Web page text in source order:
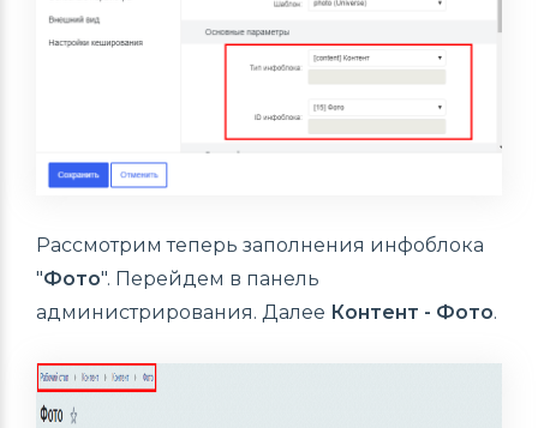
Рассмотрим теперь заполнения инфоблока
"Фото". Перейдем в панель
администрирования. Далее Контент - Фото.